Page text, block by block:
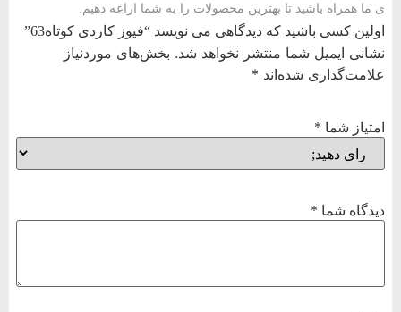
ی ما همراه باشید تا بهترین محصولات را به شما اراعه دهیم.
اولین کسی باشید که دیدگاهی می نویسد “فیوز کاردی کوتاه63”
نشانی ایمیل شما منتشر نخواهد شد. بخش‌های موردنیاز
علامت‌گذاری شده‌اند *
امتیاز شما *
دیدگاه شما *